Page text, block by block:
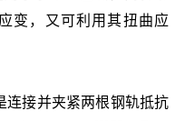
变，又可利用其扭曲应
连接并夹紧两根钢轨抵抗